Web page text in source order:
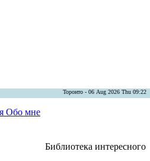
Торонто - 06 Aug 2026 Thu 09:22
Обо мне
Библиотека интересного